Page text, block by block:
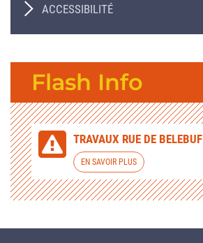
ACCESSIBILITÉ
Flash Info
TRAVAUX RUE DE BELEBUF
EN SAVOIR PLUS